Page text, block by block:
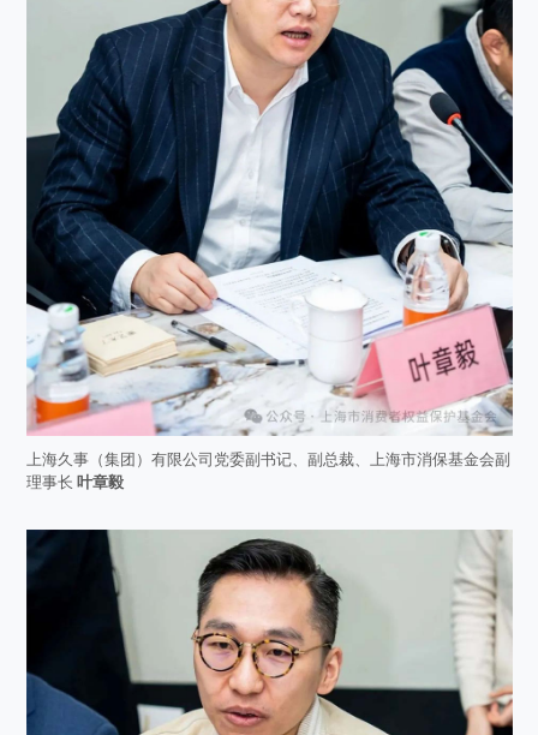
上海久事（集团）有限公司党委副书记、副总裁、上海市消保基金会副
理事长 叶章毅